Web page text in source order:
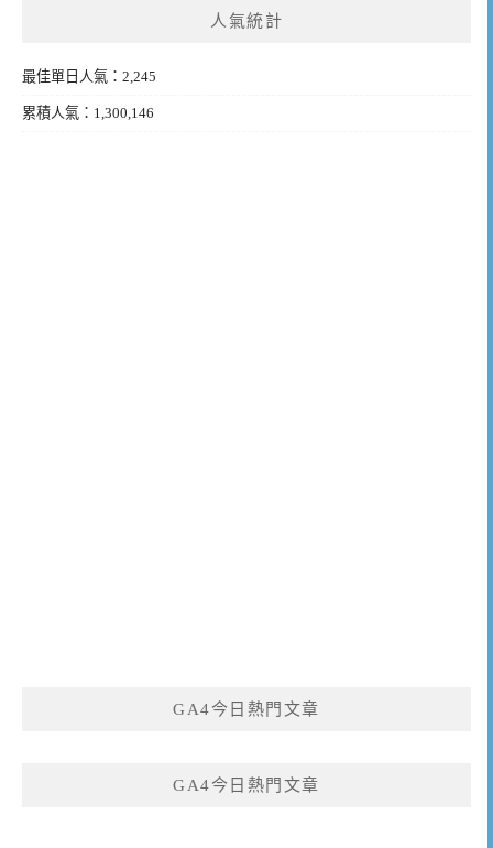
人氣統計
最佳單日人氣：2,245
累積人氣：1,300,146
GA4今日熱門文章
GA4今日熱門文章